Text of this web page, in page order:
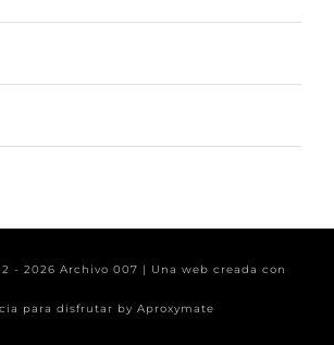
- 2026 Archivo 007 | Una web creada con
para disfrutar by Aproxymate